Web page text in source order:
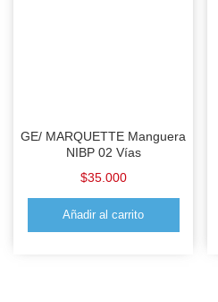
GE/ MARQUETTE Manguera
NIBP 02 Vías
$35.000
Añadir al carrito